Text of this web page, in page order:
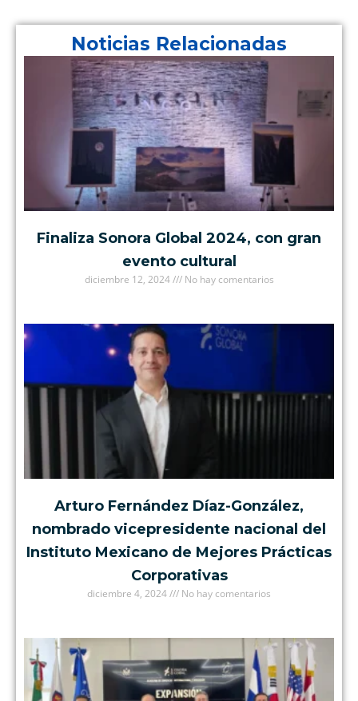
Noticias Relacionadas
Finaliza Sonora Global 2024, con gran
evento cultural
diciembre 12, 2024 No hay comentarios
Arturo Fernández Díaz-González,
nombrado vicepresidente nacional del
Instituto Mexicano de Mejores Prácticas
Corporativas
diciembre 4, 2024 No hay comentarios